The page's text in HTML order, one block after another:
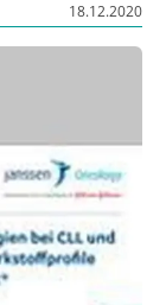
18.12.2020